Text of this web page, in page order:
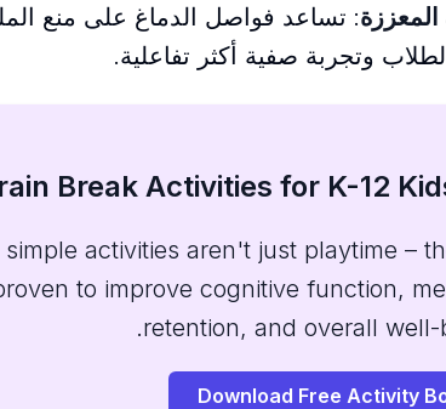
المعززة: تساعد فواصل الدماغ على منع
وتجربة صفية أكثر تفاعلية.
activities aren't just playtime –
to improve cognitive function,
retention, and overall well-
Download Free Activity